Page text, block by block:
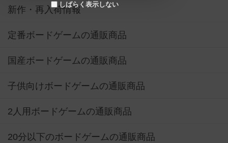
しばらく表示しない
新作・再入荷情報
定番ボードゲームの通販商品
国産ボードゲームの通販商品
子供向けボードゲームの通販商品
2人用ボードゲームの通販商品
20分以下のボードゲームの通販商品